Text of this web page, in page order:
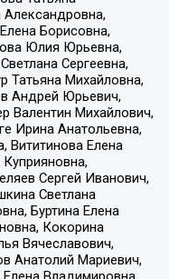
Александровна,
Борисовна,
Юлия Юрьевна,
Сергеевна,
Татьяна Михайловна,
Андрей Юрьевич,
Валентин Михайлович,
Ирина Анатольевна,
Вититинова Елена
Сергей Иванович,
Светлана
Буртина Елена
Кокорина
Вячеславович,
Анатолий Мариевич,